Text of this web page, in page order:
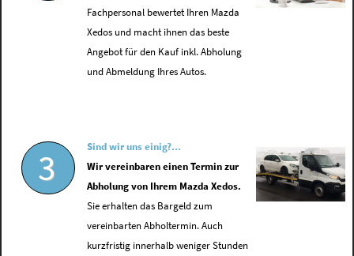
Fachpersonal bewertet Ihren Mazda
Xedos und macht ihnen das beste
Angebot für den Kauf inkl. Abholung
und Abmeldung Ihres Autos.
3
Sind wir uns einig?...
Wir vereinbaren einen Termin zur
Abholung von Ihrem Mazda Xedos.
Sie erhalten das Bargeld zum
vereinbarten Abholtermin. Auch
kurzfristig innerhalb weniger Stunden